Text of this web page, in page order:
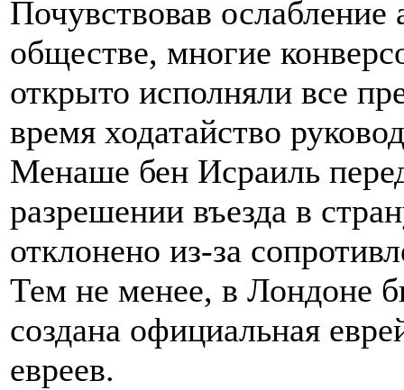
Почувствовав ослабление
обществе, многие
открыто исполняли все
время ходатайство
Менаше бен Исраиль
разрешении въезда в
отклонено из-за
Тем не менее, в Лондоне
создана официальная
евреев.